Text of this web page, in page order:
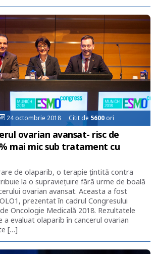
24 octombrie 2018 Citit de 5600ori
ovarian avansat- risc de
mai mic sub tratament cu
de olaparib, o terapie țintită contra
la o supraviețuire fără urme de boală
ovarian avansat. Aceasta a fost
prezentat în cadrul Congresului
Oncologie Medicală 2018. Rezultatele
a evaluat olaparib în cancerul ovarian
[…]